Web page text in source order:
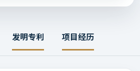
发明专利 项目经历